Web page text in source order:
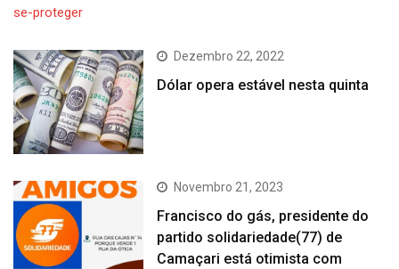
Dezembro 22, 2022
Dólar opera estável nesta quinta
Novembro 21, 2023
Francisco do gás, presidente do
partido solidariedade(77) de
Camaçari está otimista com